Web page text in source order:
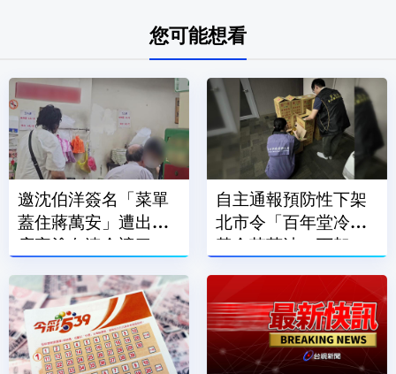
您可能想看
邀沈伯洋簽名「菜單
蓋住蔣萬安」遭出征
店家塗白漆全遮了
自主通報預防性下架
北市令「百年堂冷壓
黃金苦茶油」下架